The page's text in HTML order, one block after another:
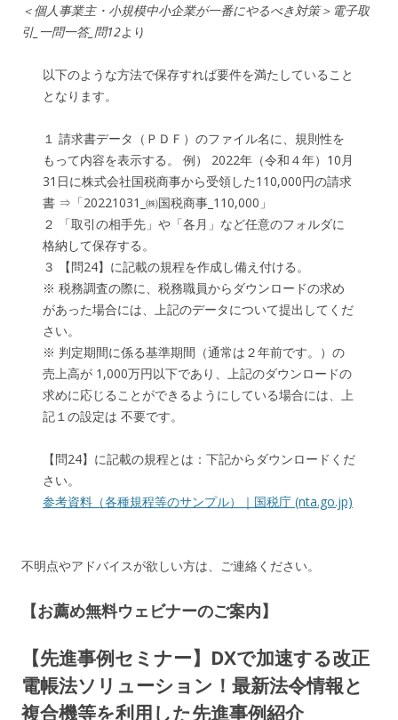
＜個人事業主・小規模中小企業が一番にやるべき対策＞電子取
引_一問一答_問12より
以下のような方法で保存すれば要件を満たしていること
となります。
１ 請求書データ（ＰＤＦ）のファイル名に、規則性を
もって内容を表示する。 例） 2022年（令和４年）10月
31日に株式会社国税商事から受領した110,000円の請求
書 ⇒「20221031_㈱国税商事_110,000」
２ 「取引の相手先」や「各月」など任意のフォルダに
格納して保存する。
３ 【問24】に記載の規程を作成し備え付ける。
※ 税務調査の際に、税務職員からダウンロードの求め
があった場合には、上記のデータについて提出してくだ
さい。
※ 判定期間に係る基準期間（通常は２年前です。）の
売上高が 1,000万円以下であり、上記のダウンロードの
求めに応じることができるようにしている場合には、上
記１の設定は 不要です。
【問24】に記載の規程とは：下記からダウンロードくだ
さい。
参考資料（各種規程等のサンプル）｜国税庁 (nta.go.jp)
不明点やアドバイスが欲しい方は、ご連絡ください。
【お薦め無料ウェビナーのご案内】
【先進事例セミナー】DXで加速する改正
電帳法ソリューション！最新法令情報と
複合機等を利用した先進事例紹介